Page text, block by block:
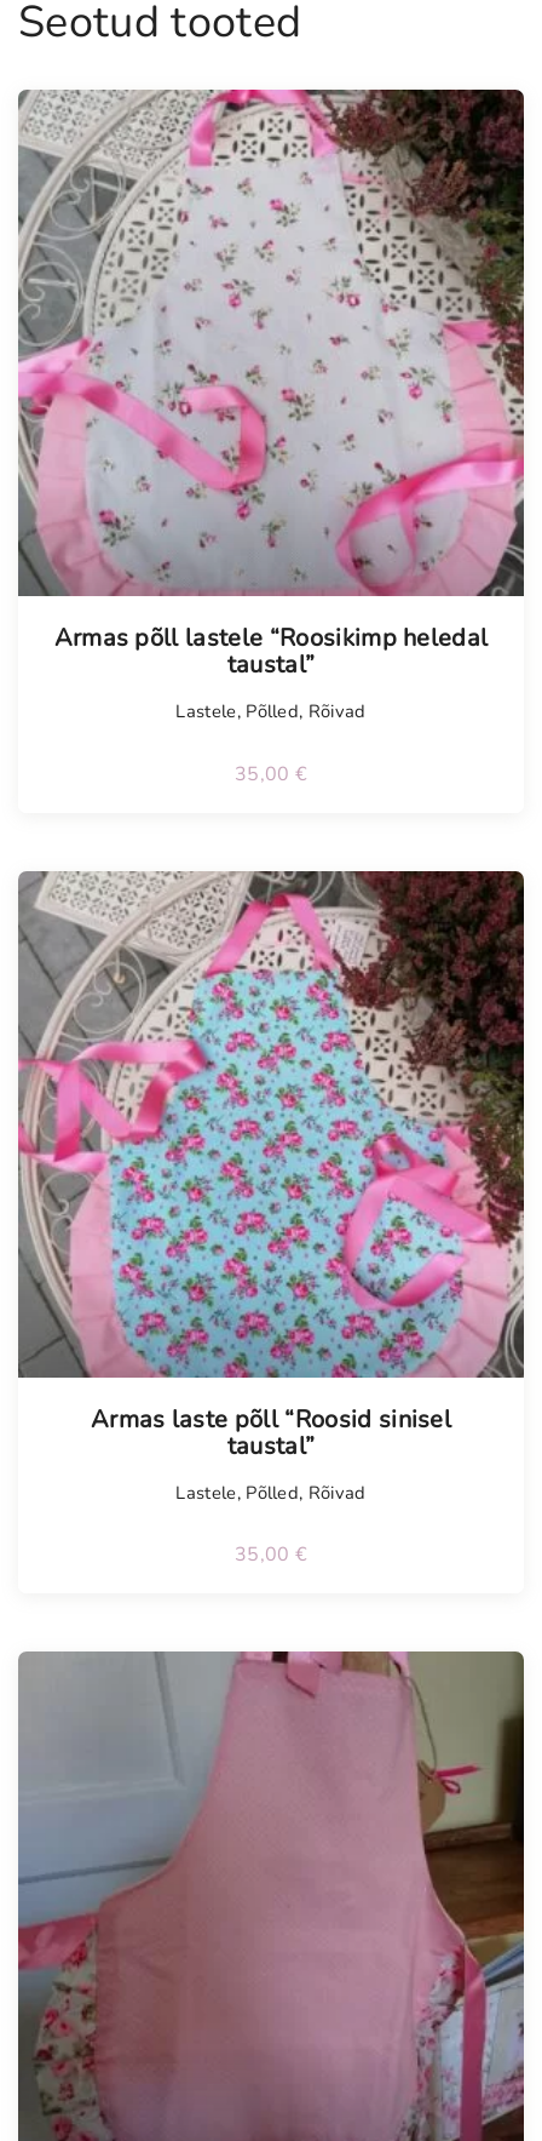
Seotud tooted
Armas põll lastele “Roosikimp heledal
taustal”
Lastele, Põlled, Rõivad
35,00 €
Armas laste põll “Roosid sinisel
taustal”
Lastele, Põlled, Rõivad
35,00 €